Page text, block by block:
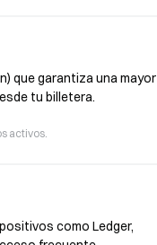
que garantiza una mayor
tu billetera.
activos.
como Ledger,